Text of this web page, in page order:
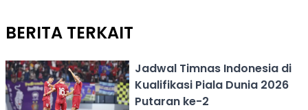
BERITA TERKAIT
Jadwal Timnas Indonesia di
Kualifikasi Piala Dunia 2026
Putaran ke-2